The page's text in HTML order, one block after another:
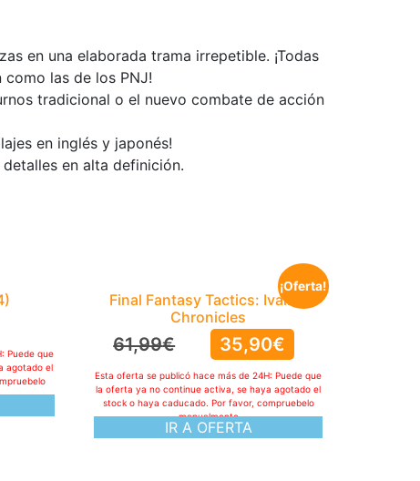
en una elaborada trama irrepetible. ¡Todas
las de los PNJ!
tradicional o el nuevo combate de acción
en inglés y japonés!
en alta definición.
Puede que
agotado el
¡Oferta!
Final Fantasy Tactics: Ivalice
Chronicles
61,99€ 35,90€
IR A OFERTA
Esta oferta se publicó hace más de 24H: Puede que
la oferta ya no continue activa, se haya agotado el
stock o haya caducado. Por favor, compruebelo
manualmente